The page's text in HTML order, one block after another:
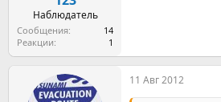
Наблюдатель
Сообщения
14
Реакции
1
11 Авг 2012